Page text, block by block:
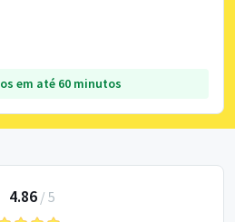
em até 60 minutos
4.86/ 5